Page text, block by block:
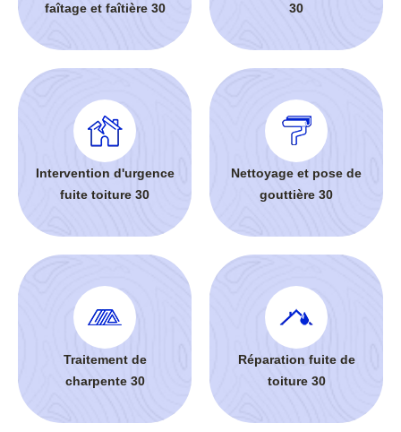
faîtage et faîtière 30
30
Intervention d'urgence
fuite toiture 30
Nettoyage et pose de
gouttière 30
Traitement de
charpente 30
Réparation fuite de
toiture 30